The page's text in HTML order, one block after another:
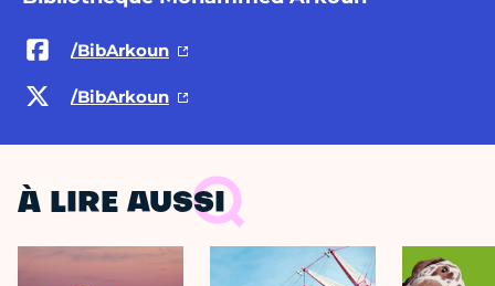
/BibArkoun
/BibArkoun
À LIRE AUSSI